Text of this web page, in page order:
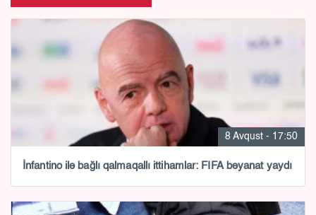
8 Avqust - 17:50
İnfantino ilə bağlı qalmaqallı ittihamlar: FIFA bəyanat yaydı